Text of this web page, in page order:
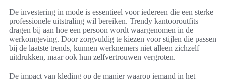
De investering in mode is essentieel voor iedereen die een sterke
professionele uitstraling wil bereiken. Trendy kantooroutfits
dragen bij aan hoe een persoon wordt waargenomen in de
werkomgeving. Door zorgvuldig te kiezen voor stijlen die passen
bij de laatste trends, kunnen werknemers niet alleen zichzelf
uitdrukken, maar ook hun zelfvertrouwen vergroten.
De impact van kleding op de manier waarop iemand in het